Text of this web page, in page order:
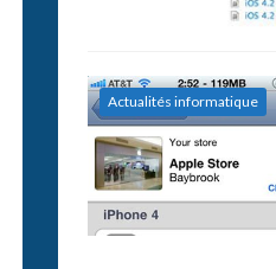
Actualités informatique